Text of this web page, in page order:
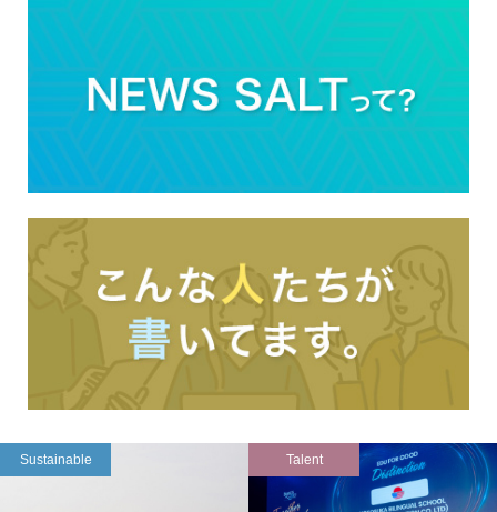
Sustainable Talent